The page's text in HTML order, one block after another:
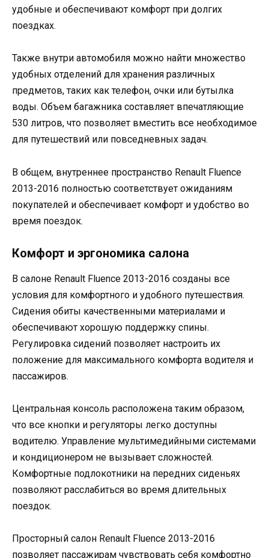
удобные и обеспечивают комфорт при долгих
поездках.
Также внутри автомобиля можно найти множество
удобных отделений для хранения различных
предметов, таких как телефон, очки или бутылка
воды. Объем багажника составляет впечатляющие
530 литров, что позволяет вместить все необходимое
для путешествий или повседневных задач.
В общем, внутреннее пространство Renault Fluence
2013-2016 полностью соответствует ожиданиям
покупателей и обеспечивает комфорт и удобство во
время поездок.
Комфорт и эргономика салона
В салоне Renault Fluence 2013-2016 созданы все
условия для комфортного и удобного путешествия.
Сидения обиты качественными материалами и
обеспечивают хорошую поддержку спины.
Регулировка сидений позволяет настроить их
положение для максимального комфорта водителя и
пассажиров.
Центральная консоль расположена таким образом,
что все кнопки и регуляторы легко доступны
водителю. Управление мультимедийными системами
и кондиционером не вызывает сложностей.
Комфортные подлокотники на передних сиденьях
позволяют расслабиться во время длительных
поездок.
Просторный салон Renault Fluence 2013-2016
позволяет пассажирам чувствовать себя комфортно